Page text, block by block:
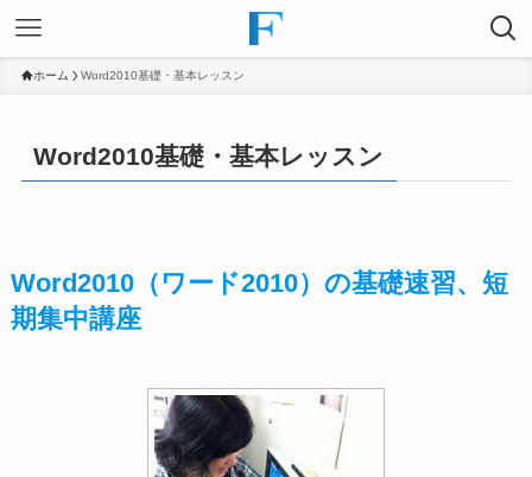
ホーム Word2010基礎・基本レッスン
Word2010基礎・基本レッスン
Word2010（ワード2010）の基礎速習、短
期集中講座